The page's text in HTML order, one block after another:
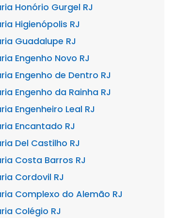
Honório Gurgel RJ
Higienópolis RJ
Guadalupe RJ
Engenho Novo RJ
Engenho de Dentro RJ
Engenho da Rainha RJ
Engenheiro Leal RJ
Encantado RJ
Del Castilho RJ
Costa Barros RJ
Cordovil RJ
Complexo do Alemão RJ
Colégio RJ